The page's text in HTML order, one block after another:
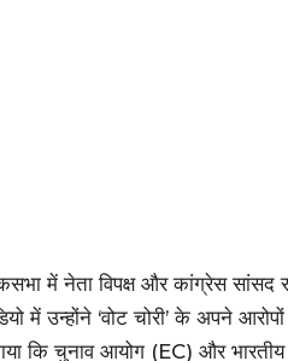
में नेता विपक्ष और कांग्रेस सांसद
में उन्होंने ‘वोट चोरी’ के अपने
कि चुनाव आयोग (EC) और